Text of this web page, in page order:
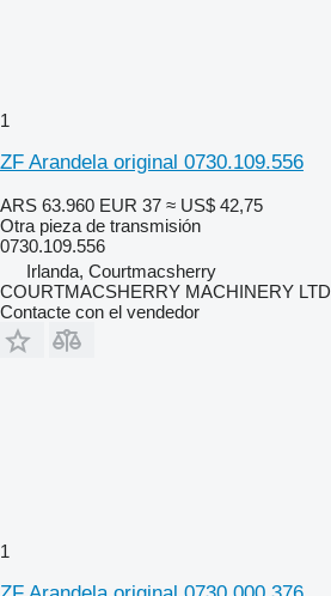
1
ZF Arandela original 0730.109.556
ARS 63.960 EUR 37 ≈ US$ 42,75
Otra pieza de transmisión
0730.109.556
Irlanda, Courtmacsherry
COURTMACSHERRY MACHINERY LTD
Contacte con el vendedor
1